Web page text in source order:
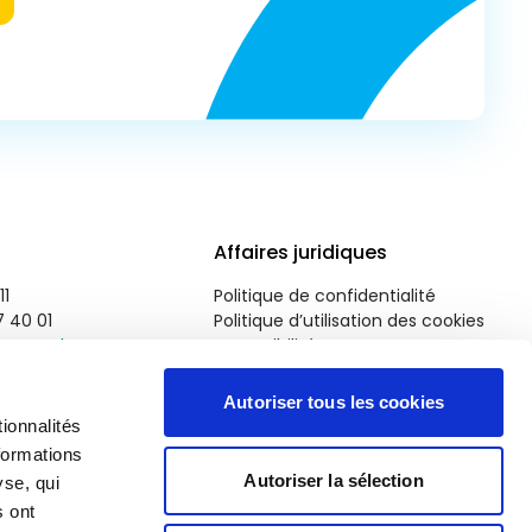
qui
ont
Autoriser tous les cookies
Autoriser la sélection
40 01
Affaires juridiques
Politique de confidentialité
Politique d’utilisation des cookies
Accessibilité